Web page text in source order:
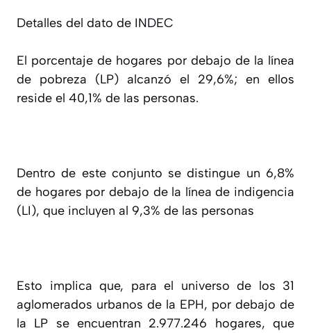
Detalles del dato de INDEC
El porcentaje de hogares por debajo de la línea
de pobreza (LP) alcanzó el 29,6%; en ellos
reside el 40,1% de las personas.
Dentro de este conjunto se distingue un 6,8%
de hogares por debajo de la línea de indigencia
(LI), que incluyen al 9,3% de las personas
Esto implica que, para el universo de los 31
aglomerados urbanos de la EPH, por debajo de
la LP se encuentran 2.977.246 hogares, que